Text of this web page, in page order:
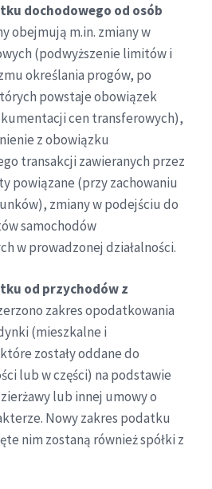
dochodowego od osób
obejmują m.in. zmiany w
(podwyższenie limitów i
określania progów, po
powstaje obowiązek
cen transferowych),
z obowiązku
transakcji zawieranych przez
powiązane (przy zachowaniu
zmiany w podejściu do
samochodów
w prowadzonej działalności.
od przychodów z
zakres opodatkowania
(mieszkalne i
zostały oddane do
lub w części) na podstawie
lub innej umowy o
Nowy zakres podatku
nim zostaną również spółki z